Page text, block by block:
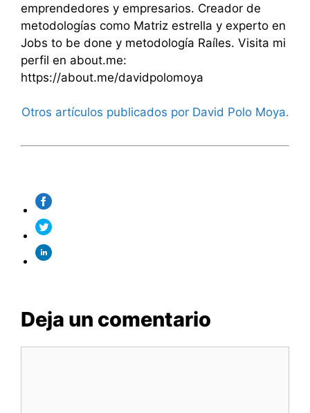
emprendedores y empresarios. Creador de
metodologías como Matriz estrella y experto en
Jobs to be done y metodología Raíles. Visita mi
perfil en about.me:
https://about.me/davidpolomoya
Otros artículos publicados por David Polo Moya.
Deja un comentario